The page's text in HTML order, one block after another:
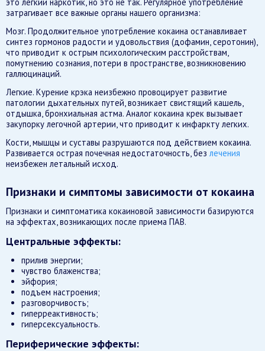
затрагивает все важные органы нашего организма:
Мозг. Продолжительное употребление кокаина останавливает
синтез гормонов радости и удовольствия (дофамин, серотонин),
что приводит к острым психологическим расстройствам,
помутнению сознания, потери в пространстве, возникновению
галлюцинаций.
Легкие. Курение крэка неизбежно провоцирует развитие
патологии дыхательных путей, возникает свистящий кашель,
отдышка, бронхиальная астма. Аналог кокаина крек вызывает
закупорку легочной артерии, что приводит к инфаркту легких.
Кости, мышцы и суставы разрушаются под действием кокаина.
Развивается острая почечная недостаточность, без лечения
неизбежен летальный исход.
Признаки и симптомы зависимости от кокаина
Признаки и симптоматика кокаиновой зависимости базируются
на эффектах, возникающих после приема ПАВ.
Центральные эффекты:
прилив энергии;
чувство блаженства;
эйфория;
подъем настроения;
разговорчивость;
гиперреактивность;
гиперсексуальность.
Периферические эффекты: